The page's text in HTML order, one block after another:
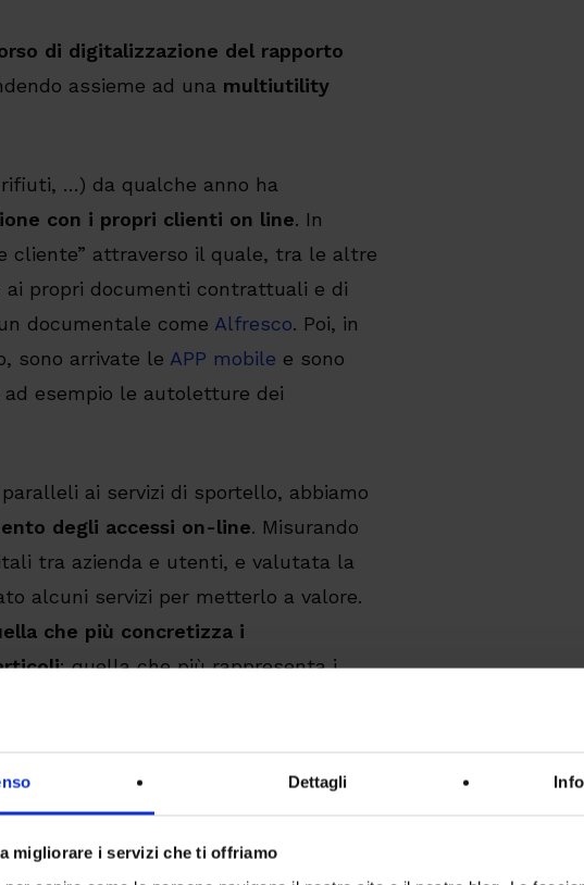
Dettagli
migliorare i servizi che ti offriamo
di digitalizzazione del rapporto
assieme ad una multiutility
…) da qualche anno ha
con i propri clienti on line. In
cliente” attraverso il quale, tra le altre
propri documenti contrattuali e di
documentale come Alfresco. Poi, in
sono arrivate le APP mobile e sono
esempio le autoletture dei
ai servizi di sportello, abbiamo
degli accessi on-line. Misurando
tra azienda e utenti, e valutata la
alcuni servizi per metterlo a valore.
che più concretizza i
: quella che più rappresenta i
abilitate dalle nuove
nuove abitudini degli utenti di cui
l’idea è quella di
contratti